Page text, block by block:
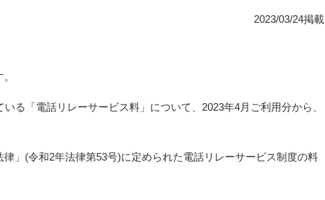
2023/03/24掲載
る「電話リレーサービス料」について、2023年4月ご利用分から、
」(令和2年法律第53号)に定められた電話リレーサービス制度の料